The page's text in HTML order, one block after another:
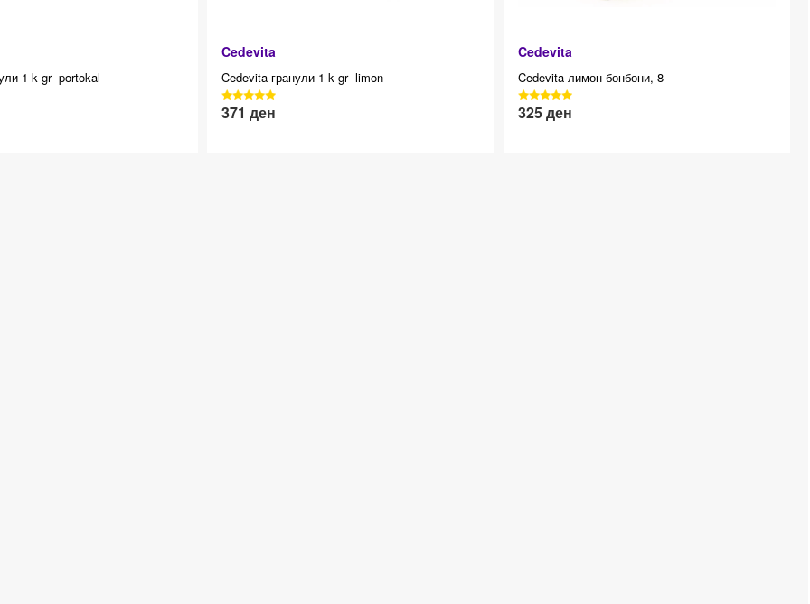
1 k gr -portokal
average star rating
Cedevita
Cedevita гранули 1 k gr -limon
3040 Reviews, 4.7 average star rating
Effective price 12.83
371 ден
Cedevita
Cedevita лимон бонбони, 8
3040 Reviews, 4.7 average star rating
Effective price 12.83
325ден